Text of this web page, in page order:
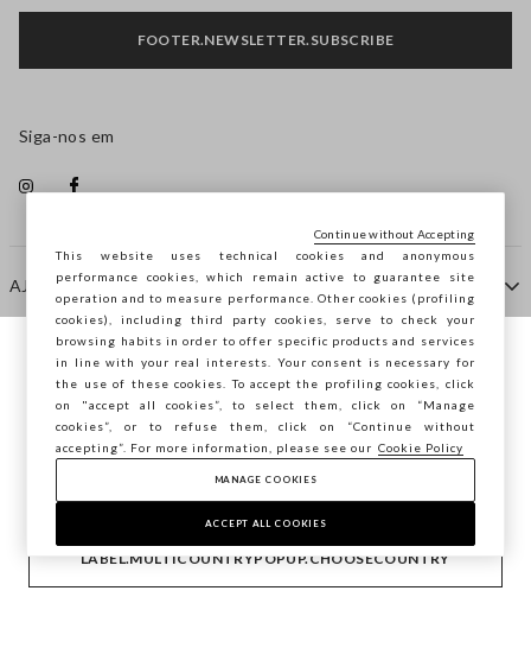
AJUDA
EMPRESA
CONTACTE-NOS
FOOTER.NEWSLETTER.SUBSCRIBE
Siga-nos em
Copyright © Ovs S.p.A. -
Está a navegar na STEFANEL Portugal,
deseja guardar a sua localização?
CONFIRMAR
LABEL.MULTICOUNTRYPOPUP.CHOOSECOUNTRY
footer.item.country Portugal
This website uses technical cookies and anonymous
performance cookies, which remain active to guarantee site
operation and to measure performance. Other cookies (profiling
cookies), including third party cookies, serve to check your
browsing habits in order to offer specific products and services
in line with your real interests. Your consent is necessary for
the use of these cookies. To accept the profiling cookies, click
on "accept all cookies”, to select them, click on “Manage
cookies”, or to refuse them, click on “Continue without
accepting”. For more information, please see our Cookie Policy
MANAGE COOKIES
ACCEPT ALL COOKIES
Continue without Accepting